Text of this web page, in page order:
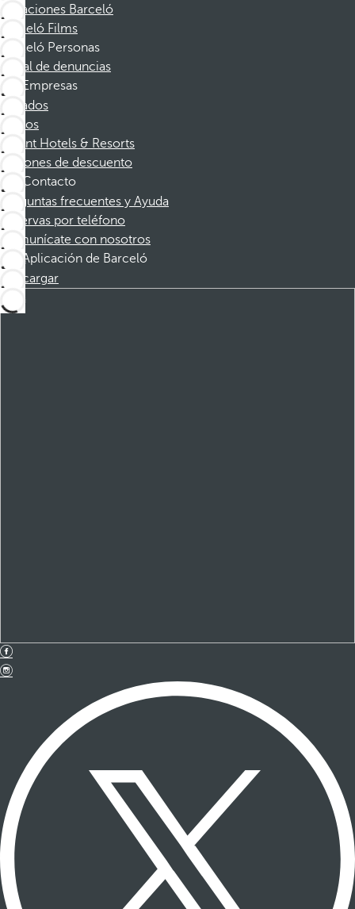
Vacaciones Barceló
Barceló Films
Barceló Personas
Canal de denuncias
Empresas
Afiliados
Socios
Dorint Hotels & Resorts
Cupones de descuento
Contacto
Preguntas frecuentes y Ayuda
Reservas por teléfono
Comunícate con nosotros
Aplicación de Barceló
Descargar